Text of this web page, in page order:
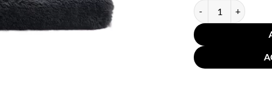
quantité de Coussin